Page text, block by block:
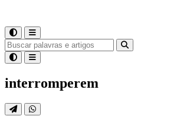
interromperem